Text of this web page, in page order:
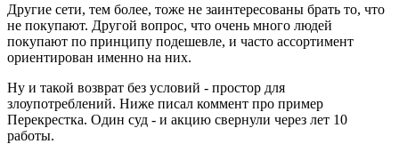
Другие сети, тем более, тоже не заинтересованы брать то, что
не покупают. Другой вопрос, что очень много людей
покупают по принципу подешевле, и часто ассортимент
ориентирован именно на них.
Ну и такой возврат без условий - простор для
злоупотреблений. Ниже писал коммент про пример
Перекрестка. Один суд - и акцию свернули через лет 10
работы.